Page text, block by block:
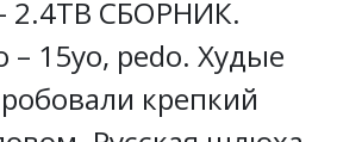
2.4TB СБОРНИК.
– 15yo, pedo. Худые
крепкий